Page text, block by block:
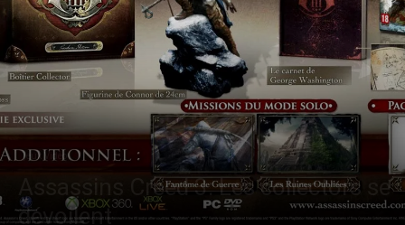
Jeux Video
Assassins Creed 3: Les collectors se
dévoilent